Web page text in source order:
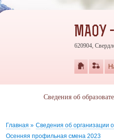
Главная » Сведения об организации
Осенняя профильная смена 2023
МАОУ
620904,
Сведения об